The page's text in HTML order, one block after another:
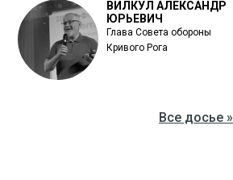
ВИЛКУЛ АЛЕКСАНДР
ЮРЬЕВИЧ
Глава Совета обороны
Кривого Рога
Все досье »